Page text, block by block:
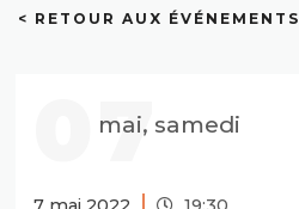
< RETOUR AUX ÉVÉNEMENTS
07
mai, samedi